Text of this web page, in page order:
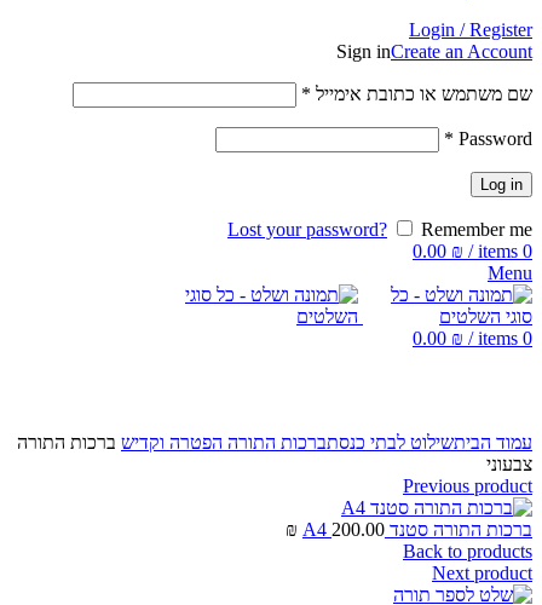
Login / Register
Sign inCreate an Account
שם משתמש או כתובת אימייל *
Password
*
Log in
Lost your password?
Remember me
0
items
/
0.00 ₪
Menu
0
items
/
0.00 ₪
עמוד הביתשילוט לבתי כנסתברכות התורה הפטרה וקדיש ברכות התורה
צבעוני
Previous product
ברכות התורה סטנד A4 200.00
₪
Back to products
Next product